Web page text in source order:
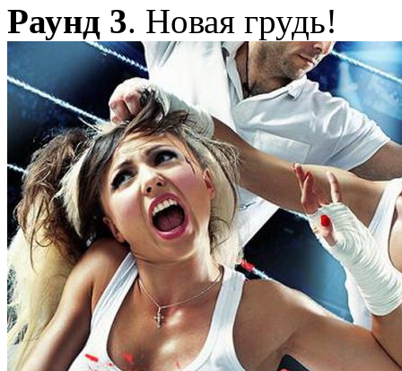
Раунд 3. Новая грудь!